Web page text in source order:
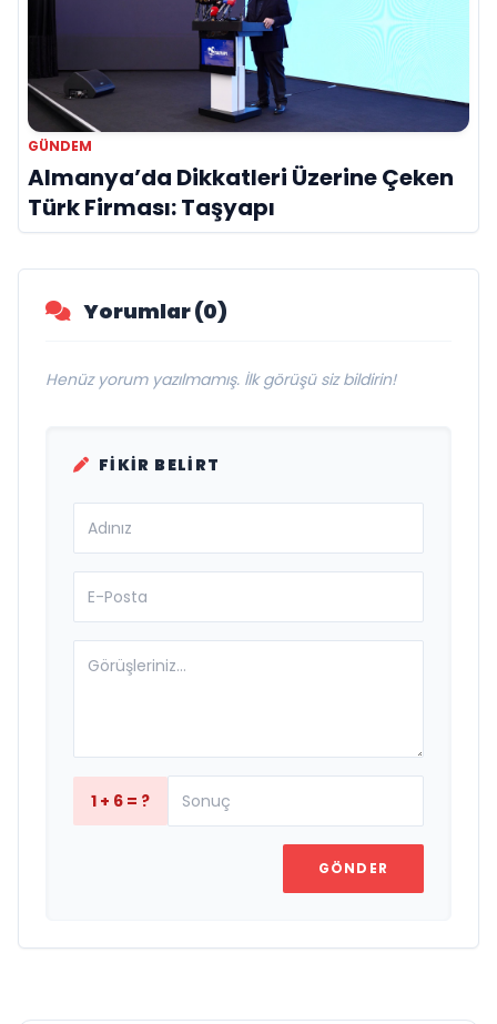
GÜNDEM
Almanya’da Dikkatleri Üzerine Çeken
Türk Firması: Taşyapı
Yorumlar (0)
Henüz yorum yazılmamış. İlk görüşü siz bildirin!
FIKIR BELIRT
1 + 6 = ?
GÖNDER